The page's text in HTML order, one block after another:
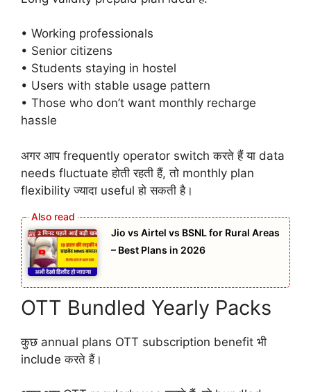
• Working professionals
• Senior citizens
• Students staying in hostel
• Users with stable usage pattern
• Those who don’t want monthly recharge
hassle
अगर आप frequently operator switch करते हैं या data
needs fluctuate होती रहती हैं, तो monthly plan
flexibility ज्यादा useful हो सकती है।
Jio vs Airtel vs BSNL for Rural Areas
– Best Plans in 2026
OTT Bundled Yearly Packs
कुछ annual plans OTT subscription benefit भी
include करते हैं।